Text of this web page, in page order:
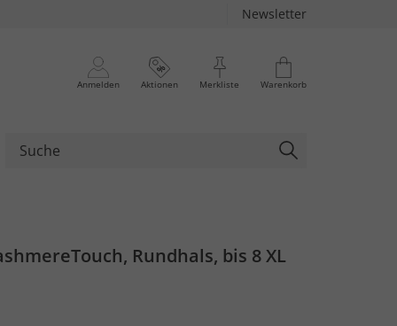
Newsletter
Anmelden Aktionen Merkliste Warenkorb
Rundhals, bis 8 XL